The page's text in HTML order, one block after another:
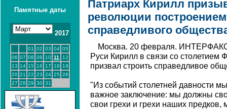
Памятные даты
2017
01 02 03 04 05
06 07 08 09 10 11
12
13 14 15 16 17 18
19
20 21 22 23 24 25 26
27 28 29 30 31
Патриарх Кирилл
революции
справедливого
Москва. 20 февраля.
Руси Кирилл в связи со столетием
призвал строить справедливое
"Из событий столетней давности
важное заключение: мы должны
свои грехи и грехи наших